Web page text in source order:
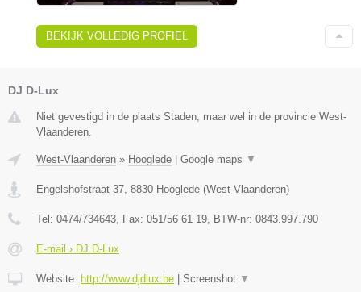
BEKIJK VOLLEDIG PROFIEL
DJ D-Lux
Niet gevestigd in de plaats Staden, maar wel in de provincie West-
Vlaanderen.
West-Vlaanderen » Hooglede Google maps ▼
Engelshofstraat 37, 8830 Hooglede (West-Vlaanderen)
Tel: 0474/734643, Fax: 051/56 61 19, BTW-nr: 0843.997.790
E-mail › DJ D-Lux
Website: http://www.djdlux.be Screenshot ▼